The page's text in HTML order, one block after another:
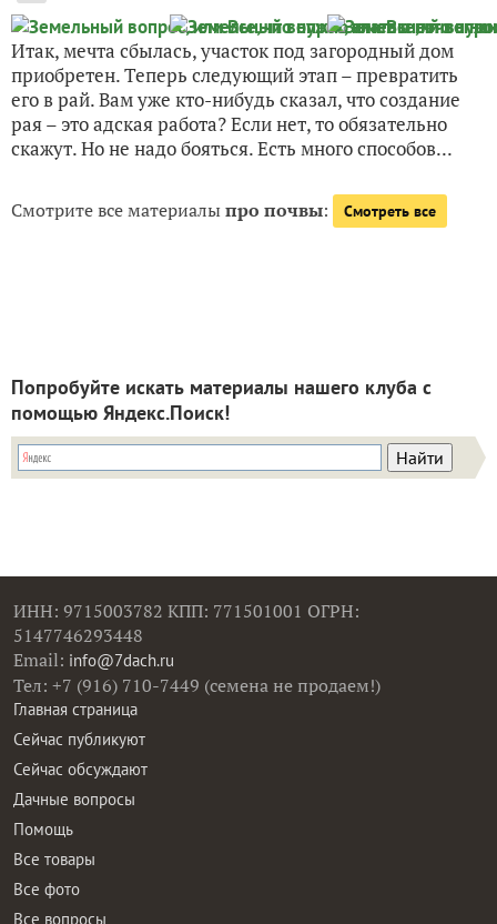
Итак, мечта сбылась, участок под загородный дом
приобретен. Теперь следующий этап – превратить
его в рай. Вам уже кто-нибудь сказал, что создание
рая – это адская работа? Если нет, то обязательно
скажут. Но не надо бояться. Есть много способов...
Смотрите все материалыпро почвы: Смотреть все
Попробуйте искать материалы нашего клуба с
помощью Яндекс.Поиск!
ИНН: 9715003782 КПП: 771501001 ОГРН:
5147746293448
Email: info@7dach.ru
Тел: +7 (916) 710-7449 (семена не продаем!)
Главная страница
Сейчас публикуют
Сейчас обсуждают
Дачные вопросы
Помощь
Все товары
Все фото
Все вопросы